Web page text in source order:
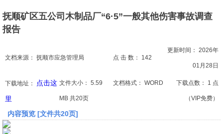
环保
文档
论文
抚顺矿区五公司木制品厂“6·5”一般其他伤害事故调查
报告
文档来源： 抚顺市应急管理局 点 击 数： 142
更新时间： 2026年
01月28日
下载地址：
点击这
里
文件大小： 5.59
MB 共20页
文档格式： WORD 下载点数： 1 点
（VIP免费）
内容预览 [文件共20页]